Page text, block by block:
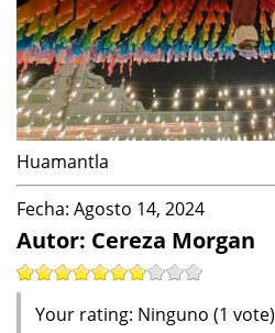
Huamantla
Fecha: Agosto 14, 2024
Autor: Cereza Morgan
Your rating: Ninguno (1 vote)